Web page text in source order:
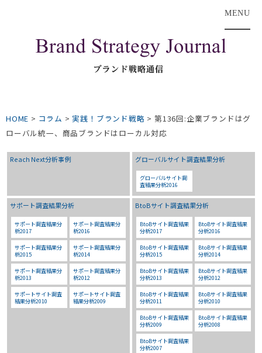
MENU
HOME > コラム >実践！ブランド戦略 >第136回:企業ブランドはグ
ローバル統一、商品ブランドはローカル対応
Reach Next分析事例 グローバルサイト調査結果分析
グローバルサイト調
査結果分析2016
サポート調査結果分析
サポート調査結果分
析2017
サポート調査結果分
析2016
サポート調査結果分
析2015
サポート調査結果分
析2014
サポート調査結果分
析2013
サポート調査結果分
析2012
サポートサイト調査
結果分析2010
サポートサイト調査
結果分析2009
BtoBサイト調査結果分析
BtoBサイト調査結果
分析2017
BtoBサイト調査結果
分析2016
BtoBサイト調査結果
分析2015
BtoBサイト調査結果
分析2014
BtoBサイト調査結果
分析2013
BtoBサイト調査結果
分析2012
BtoBサイト調査結果
分析2011
BtoBサイト調査結果
分析2010
BtoBサイト調査結果
分析2009
BtoBサイト調査結果
分析2008
BtoBサイト調査結果
分析2007